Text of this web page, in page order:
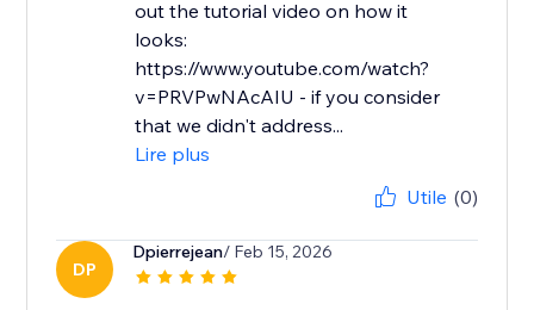
out the tutorial video on how it
looks:
https://www.youtube.com/watch?
v=PRVPwNAcAIU - if you consider
that we didn't address...
Lire plus
Utile (0)
DP
Dpierrejean/ Feb 15, 2026